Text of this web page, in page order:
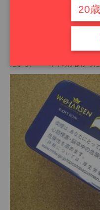
喫味のたばこが楽しめます。
（少なくとも日本では出てい
20